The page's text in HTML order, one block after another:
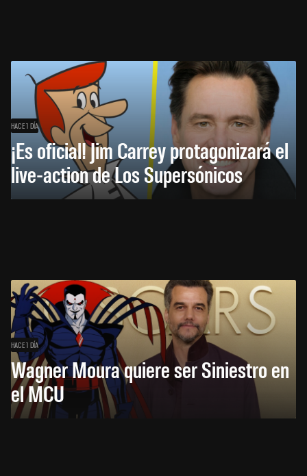
HACE 1 DÍA
¡Es oficial! Jim Carrey protagonizará el
live-action de Los Supersónicos
HACE 1 DÍA
Wagner Moura quiere ser Siniestro en
el MCU